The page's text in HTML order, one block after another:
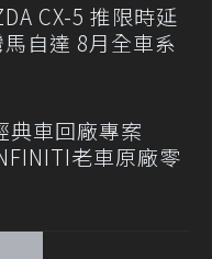
CX-5 推限時延
自達 8月全車系
典車回廠專案
老車原廠零